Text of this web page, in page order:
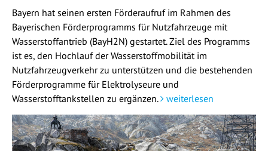
Bayern hat seinen ersten Förderaufruf im Rahmen des
Bayerischen Förderprogramms für Nutzfahrzeuge mit
Wasserstoffantrieb (BayH2N) gestartet. Ziel des Programms
ist es, den Hochlauf der Wasserstoffmobilität im
Nutzfahrzeugverkehr zu unterstützen und die bestehenden
Förderprogramme für Elektrolyseure und
Wasserstofftankstellen zu ergänzen.
weiterlesen